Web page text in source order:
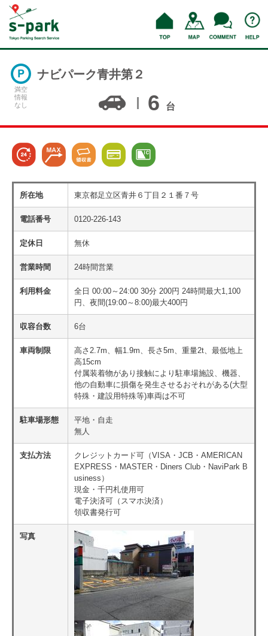
満空
情報
なし
ナビパーク青井第２
6 台
所在地 東京都足立区青井６丁目２１番７号
電話番号 0120-226-143
定休日 無休
営業時間 24時間営業
利用料金
全日 00:00～24:00 30分 200円 24時間最大1,100
円、夜間(19:00～8:00)最大400円
収容台数 6台
車両制限
高さ2.7m、幅1.9m、長さ5m、重量2t、最低地上
高15cm
付属装着物があり接触により駐車場施設、機器、
他の自動車に損傷を発生させるおそれがある(大型
特殊・建設用特殊等)車両は不可
駐車場形態
平地・自走
無人
支払方法
クレジットカード可（VISA・JCB・AMERICAN
EXPRESS・MASTER・Diners Club・NaviPark B
usiness）
現金・千円札使用可
電子決済可（スマホ決済）
領収書発行可
写真